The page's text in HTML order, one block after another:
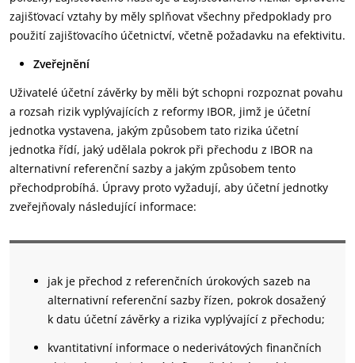
zajišťovací vztahy by měly splňovat všechny předpoklady pro
použití zajišťovacího účetnictví, včetně požadavku na efektivitu.
Zveřejnění
Uživatelé účetní závěrky by měli být schopni rozpoznat povahu
a rozsah rizik vyplývajících z reformy IBOR, jimž je účetní
jednotka vystavena, jakým způsobem tato rizika účetní
jednotka řídí, jaký udělala pokrok při přechodu z IBOR na
alternativní referenční sazby a jakým způsobem tento
přechodprobíhá. Úpravy proto vyžadují, aby účetní jednotky
zveřejňovaly následující informace:
jak je přechod z referenčních úrokových sazeb na
alternativní referenční sazby řízen, pokrok dosažený
k datu účetní závěrky a rizika vyplývající z přechodu;
kvantitativní informace o nederivátových finančních